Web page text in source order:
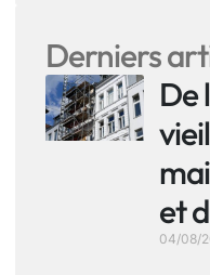
Derniers
De
et
04/08/